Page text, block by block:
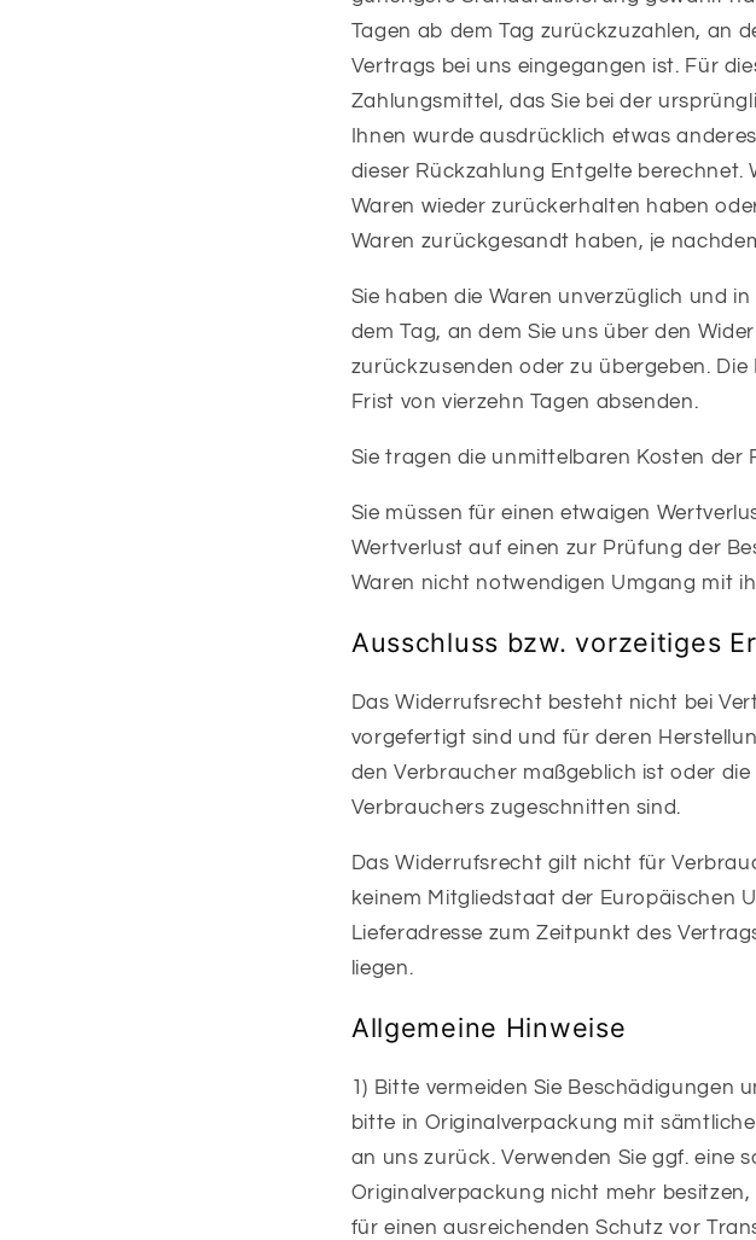
Tagen ab dem Tag zurückzuzahlen, an
Vertrags bei uns eingegangen ist. Für
Zahlungsmittel, das Sie bei der
Ihnen wurde ausdrücklich etwas
dieser Rückzahlung Entgelte berechnet.
Waren wieder zurückerhalten haben
Waren zurückgesandt haben, je
Sie haben die Waren unverzüglich und
dem Tag, an dem Sie uns über den
zurückzusenden oder zu übergeben.
Frist von vierzehn Tagen absenden.
Sie tragen die unmittelbaren Kosten der
Sie müssen für einen etwaigen
Wertverlust auf einen zur Prüfung der
Waren nicht notwendigen Umgang mit
Ausschluss bzw. vorzeitiges
Das Widerrufsrecht besteht nicht bei
vorgefertigt sind und für deren
den Verbraucher maßgeblich ist oder
Verbrauchers zugeschnitten sind.
Das Widerrufsrecht gilt nicht für
keinem Mitgliedstaat der Europäischen
Lieferadresse zum Zeitpunkt des
liegen.
Allgemeine Hinweise
1) Bitte vermeiden Sie Beschädigungen
bitte in Originalverpackung mit
an uns zurück. Verwenden Sie ggf. eine
Originalverpackung nicht mehr
für einen ausreichenden Schutz vor